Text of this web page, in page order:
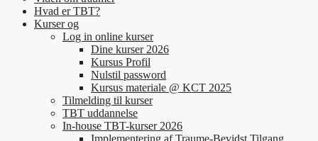
Hvad er TBT?
Kurser og
Log in online kurser
Dine kurser 2026
Kursus Profil
Nulstil password
Kursus materiale @ KCT 2025
Tilmelding til kurser
TBT uddannelse
In-house TBT-kurser 2026